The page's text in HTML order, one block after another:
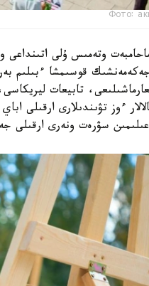
Фото:
وتەمىس ۇلى اتىنداعى
تابيعات
ءوز تۋىندىلارى ارقىلى
سۋرەت ونەرى ارقىلى